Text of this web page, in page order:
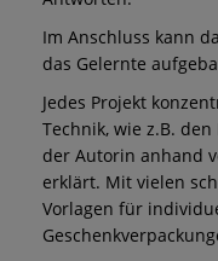
Im Anschluss kann
das Gelernte
Jedes Projekt
Technik, wie z.B.
der Autorin anhand
erklärt. Mit vielen
Vorlagen für